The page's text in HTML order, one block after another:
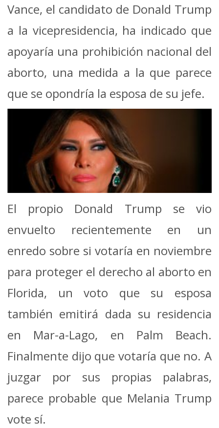
Vance, el candidato de Donald Trump
a la vicepresidencia, ha indicado que
apoyaría una prohibición nacional del
aborto, una medida a la que parece
que se opondría la esposa de su jefe.
El propio Donald Trump se vio
envuelto recientemente en un
enredo sobre si votaría en noviembre
para proteger el derecho al aborto en
Florida, un voto que su esposa
también emitirá dada su residencia
en Mar-a-Lago, en Palm Beach.
Finalmente dijo que votaría que no. A
juzgar por sus propias palabras,
parece probable que Melania Trump
vote sí.